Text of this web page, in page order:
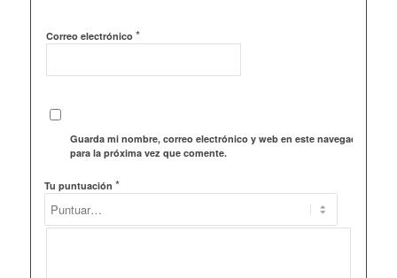
Correo electrónico *
Guarda mi nombre, correo electrónico y web en este navegador
para la próxima vez que comente.
Tu puntuación *